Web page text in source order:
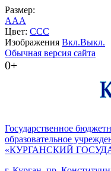
Размер:
AAA
Цвет: CCC
Изображения Вкл.Выкл.
Обычная версия сайта
0+
Государственное
образовательное
«КУРГАНСКИЙ